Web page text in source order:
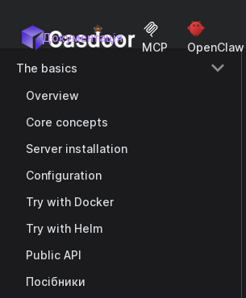
Документація
MCP OpenClaw
The basics
Overview
Core concepts
Server installation
Configuration
Try with Docker
Try with Helm
Public API
Посібники